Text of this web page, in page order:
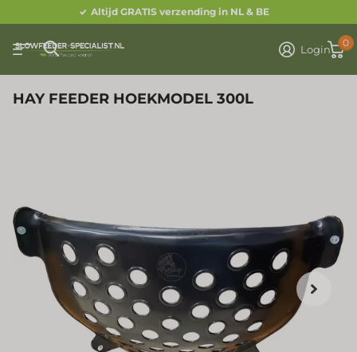
Altijd GRATIS verzending in NL & BE
Login
0
HAY FEEDER HOEKMODEL 300L